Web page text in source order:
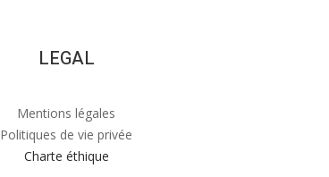
LEGAL
Mentions légales
Politiques de vie privée
Charte éthique